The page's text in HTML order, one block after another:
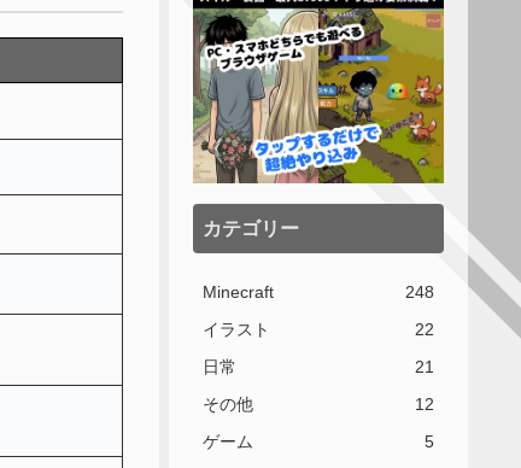
カテゴリー
Minecraft
248
イラスト
22
日常
21
その他
12
ゲーム
5